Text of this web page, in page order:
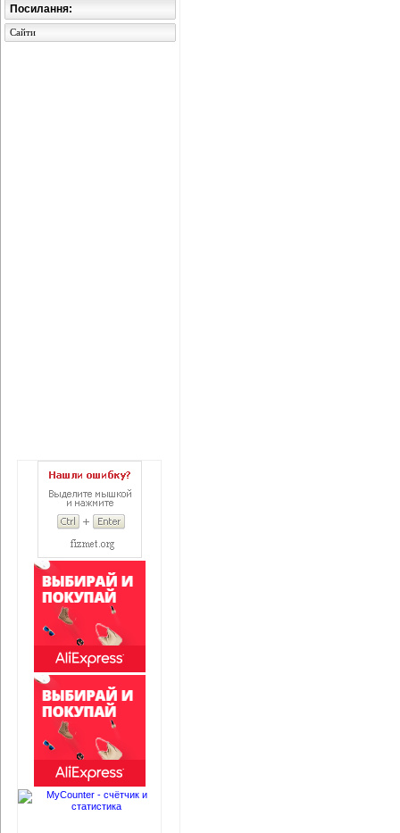
Посилання:
Сайти